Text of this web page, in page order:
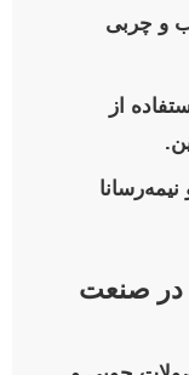
و چربی
از
در صنعت